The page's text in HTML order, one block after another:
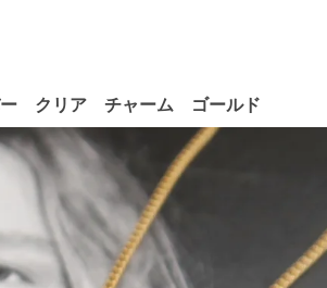
ー クリア チャーム ゴールド